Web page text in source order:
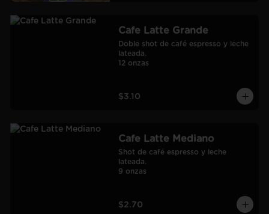
Cafe Latte Grande
Doble shot de café espresso y leche
lateada.
12 onzas
$3.10
Cafe Latte Mediano
Shot de café espresso y leche
lateada.
9 onzas
$2.70